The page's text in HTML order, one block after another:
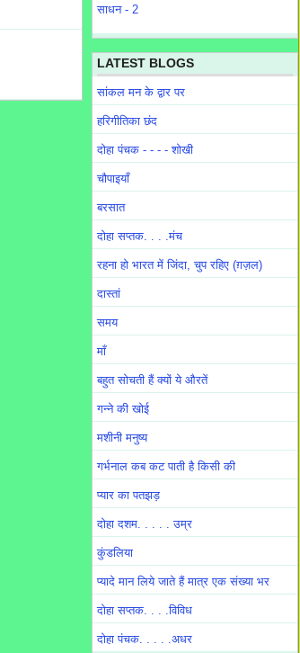
साधन - 2
LATEST BLOGS
सांकल मन के द्वार पर
हरिगीतिका छंद
दोहा पंचक - - - - शोखी
चौपाइयाँ
बरसात
दोहा सप्तक. . . .मंच
रहना हो भारत में जिंदा, चुप रहिए (ग़ज़ल)
दास्तां
समय
माँ
बहुत सोचती हैं क्यों ये औरतें
गन्ने की खोई
मशीनी मनुष्य
गर्भनाल कब कट पाती है किसी की
प्यार का पतझड़
दोहा दशम. . . . . उम्र
कुंडलिया
प्यादे मान लिये जाते हैं मात्र एक संख्या भर
दोहा सप्तक. . . .विविध
दोहा पंचक. . . . .अधर